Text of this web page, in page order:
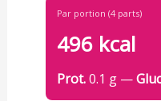
Par portion (4 parts)
496 kcal
Prot.0.1 g —